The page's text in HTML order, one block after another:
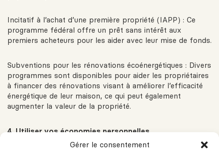
Gérer le consentement
Incitatif à l’achat d’une première propriété (IAPP) : Ce
programme fédéral offre un prêt sans intérêt aux
premiers acheteurs pour les aider avec leur mise de fonds.
Subventions pour les rénovations écoénergétiques : Divers
programmes sont disponibles pour aider les propriétaires
à financer des rénovations visant à améliorer l’efficacité
énergétique de leur maison, ce qui peut également
augmenter la valeur de la propriété.
4. Utiliser vos économies personnelles